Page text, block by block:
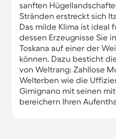
sanften
Stränden erstreckt sich
Das milde Klima ist ideal
dessen Erzeugnisse Sie
Toskana auf einer der
können. Dazu besticht
von Weltrang: Zahllose
Welterben wie die
Gimignano mit seinen
bereichern Ihren